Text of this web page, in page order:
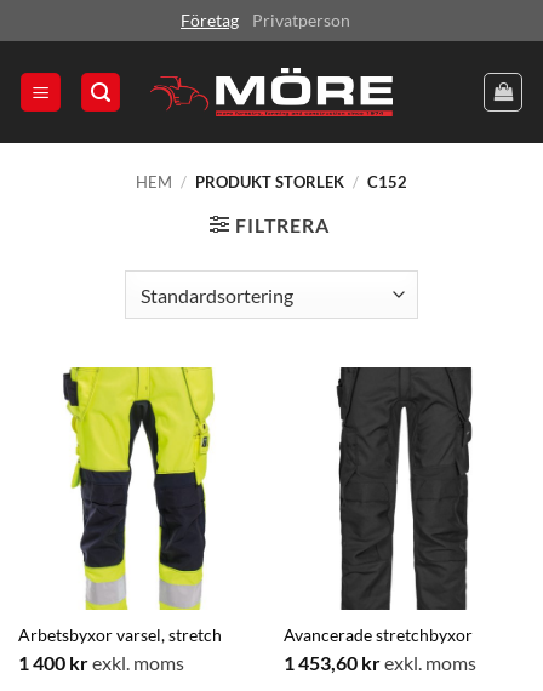
to
content
Företag Privatperson
HEM / PRODUKT STORLEK / C152
FILTRERA
Arbetsbyxor varsel, stretch
1 400 krexkl. moms
Avancerade stretchbyxor
1 453,60 krexkl. moms